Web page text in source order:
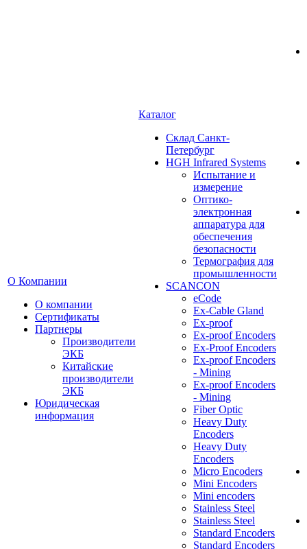
О Компании
О компании
Сертификаты
Партнеры
Производители
ЭКБ
Китайские
производители
ЭКБ
Юридическая
информация
Каталог
Cклад Санкт-
Петербург
HGH Infrared Systems
Испытание и
измерение
Оптико-
электронная
аппаратура для
обеспечения
безопасности
Термография для
промышленности
SCANCON
eCode
Ex-Cable Gland
Ex-proof
Ex-proof Encoders
Ex-Proof Encoders
Ex-proof Encoders
- Mining
Ex-proof Encoders
- Mining
Fiber Optic
Heavy Duty
Encoders
Heavy Duty
Encoders
Micro Encoders
Mini Encoders
Mini encoders
Stainless Steel
Stainless Steel
Standard Encoders
Standard Encoders